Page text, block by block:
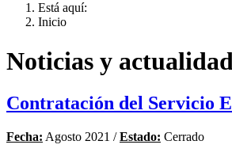
Está aquí:
Inicio
Noticias y
Contratación del Servicio
Fecha: Agosto 2021 /Estado: Cerrado